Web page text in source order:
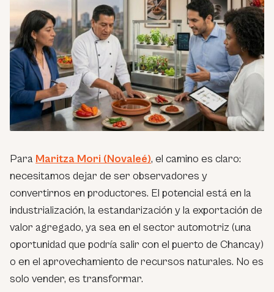
Para Maritza Mori (Novaleé), el camino es claro:
necesitamos dejar de ser observadores y
convertirnos en productores. El potencial está en la
industrialización, la estandarización y la exportación de
valor agregado, ya sea en el sector automotriz (una
oportunidad que podría salir con el puerto de Chancay)
o en el aprovechamiento de recursos naturales. No es
solo vender, es transformar.